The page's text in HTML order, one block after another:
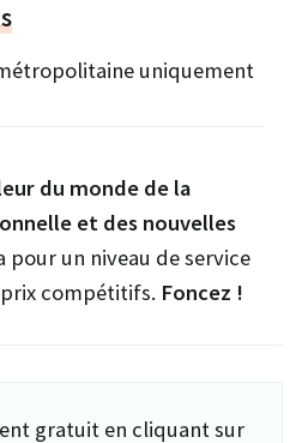
uniquement
du monde de la
et des nouvelles
pour un niveau de service
compétitifs. Foncez !
gratuit en cliquant sur